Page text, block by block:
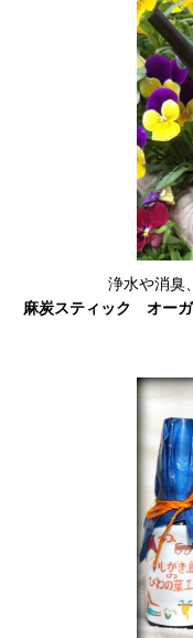
浄水や消臭
麻炭スティック オー